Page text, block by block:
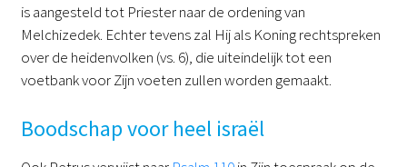
is aangesteld tot Priester naar de ordening van
Melchizedek. Echter tevens zal Hij als Koning rechtspreken
over de heidenvolken (vs. 6), die uiteindelijk tot een
voetbank voor Zijn voeten zullen worden gemaakt.
Boodschap voor heel israël